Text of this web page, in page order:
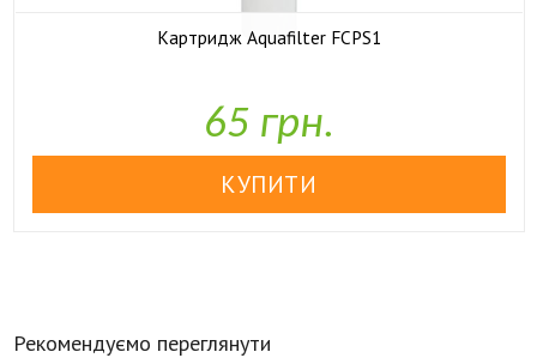
Картридж Aquafilter FCPS1
65 грн.
Рекомендуємо переглянути